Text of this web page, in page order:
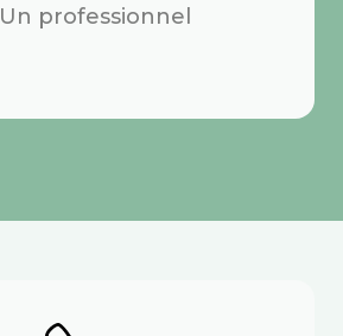
Un professionnel